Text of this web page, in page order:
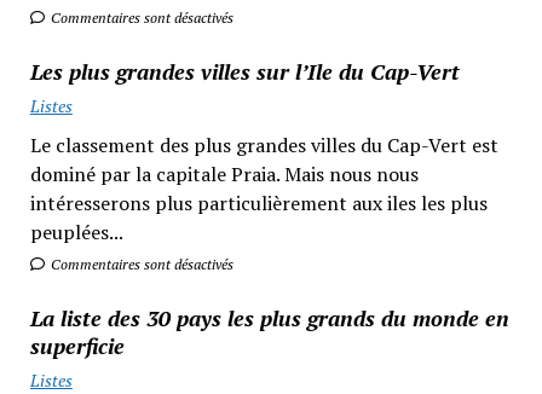
Commentaires sont désactivés
Les plus grandes villes sur l’Ile du Cap-Vert
Listes
Le classement des plus grandes villes du Cap-Vert est
dominé par la capitale Praia. Mais nous nous
intéresserons plus particulièrement aux iles les plus
peuplées...
Commentaires sont désactivés
La liste des 30 pays les plus grands du monde en
superficie
Listes